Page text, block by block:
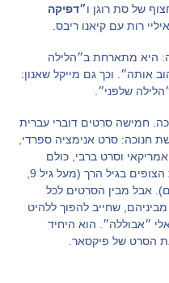
של סת רוגן ו״דפיקה
רות עם קיאנו ריבס.
היא מתארחת ב״הלילה
אותה״. וכך גם מייקל שאנון:
שלפני״.
חמישה סרטים דוברי עברית
חנוכה: סרט אנימציה ספרדי,
וסרט ברבי, כולם
אבל מבין הסרטים לכל
שחייב להפוך ללהיט
״אבוללה״. הוא היחיד
הסרט של פיקסאר.